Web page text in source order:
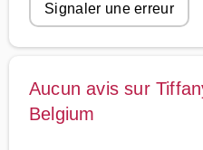
Signaler une erreur
Aucun avis sur
Belgium